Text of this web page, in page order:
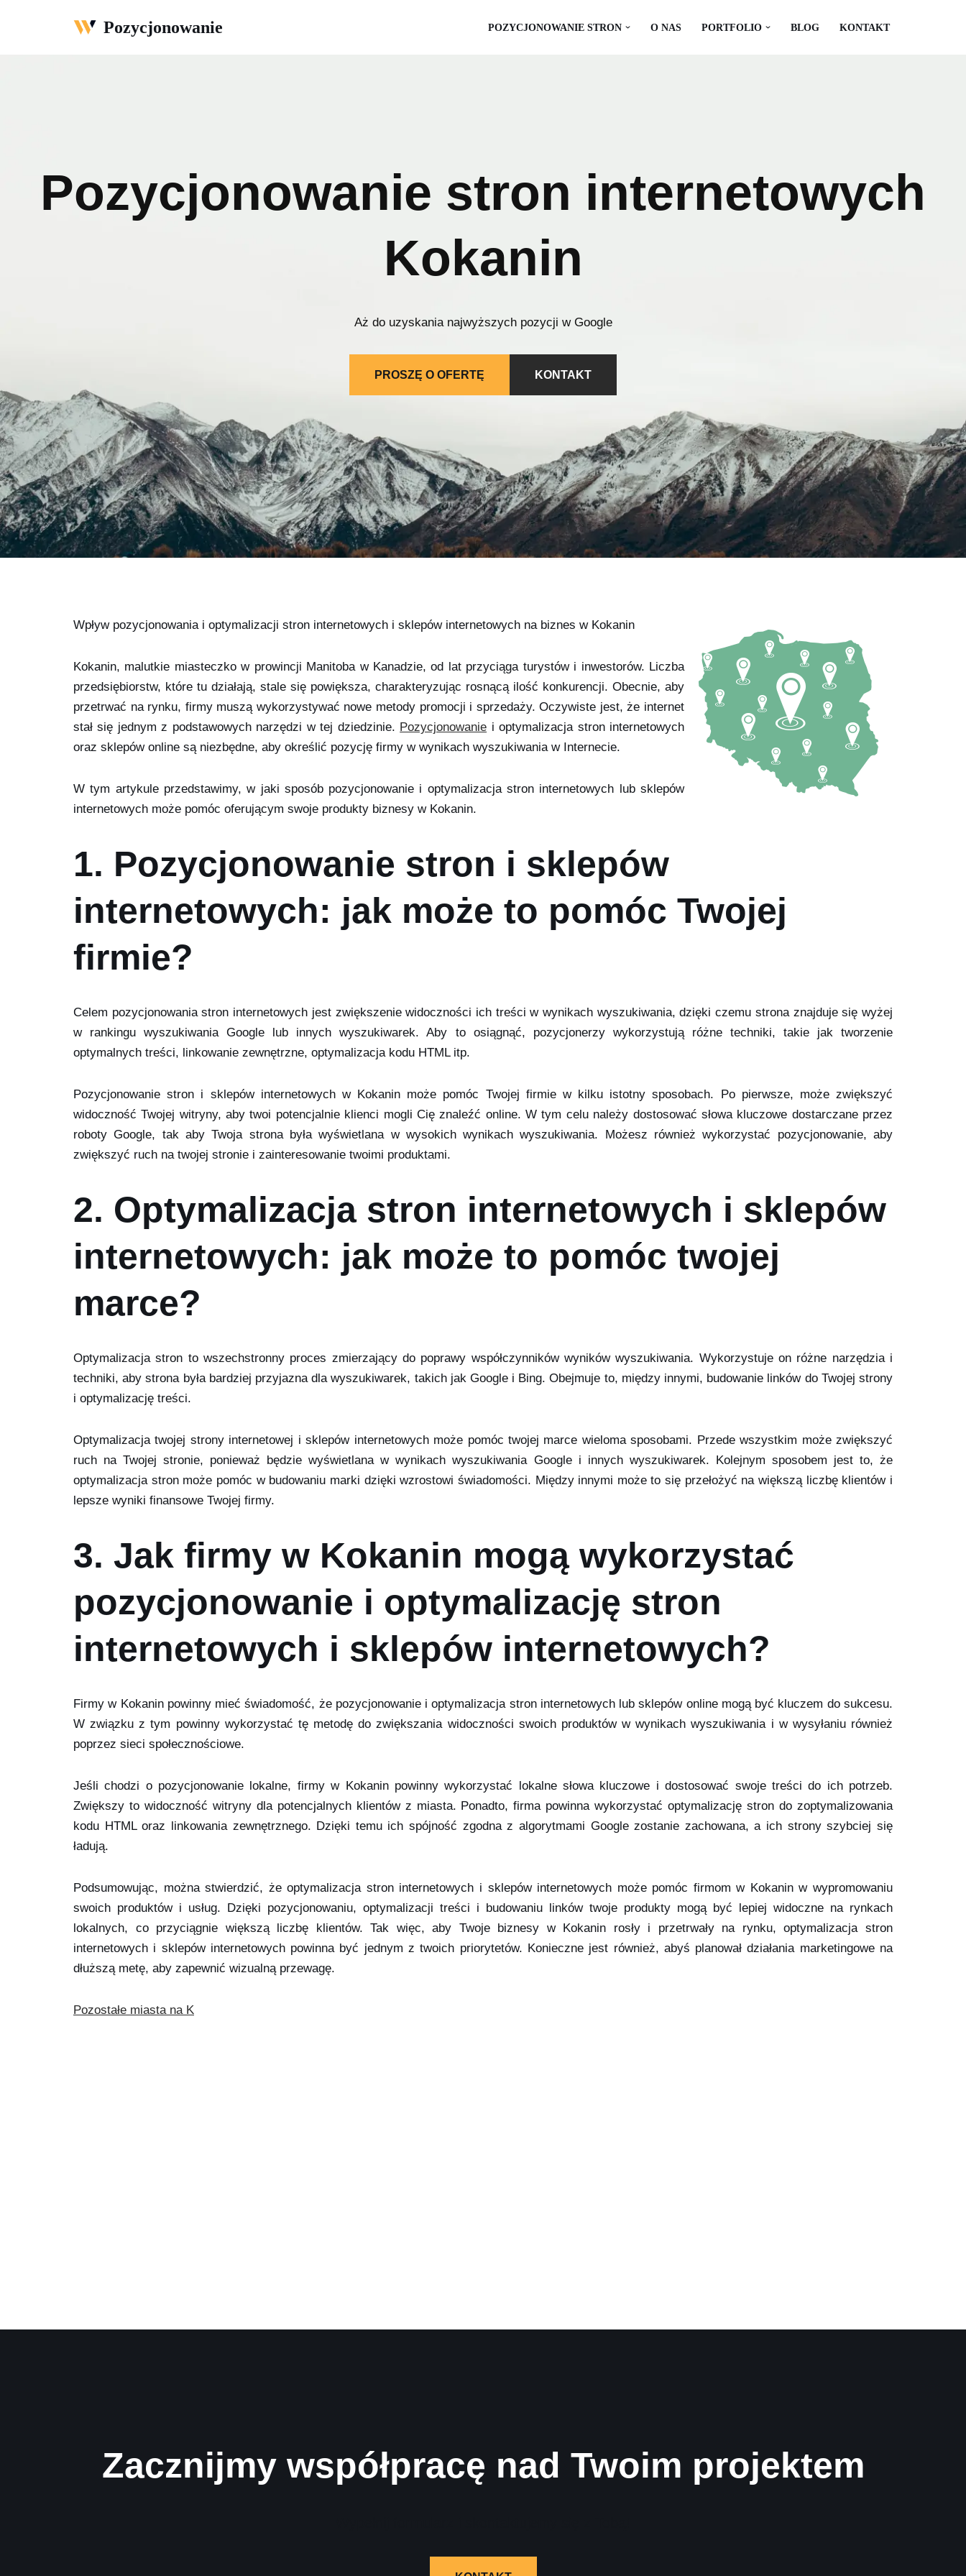
Pozycjonowanie POZYCJONOWANIE STRON O NAS PORTFOLIO BLOG KONTAKT
Pozycjonowanie stron internetowych
Kokanin
Aż do uzyskania najwyższych pozycji w Google
PROSZĘ O OFERTĘ KONTAKT
Wpływ pozycjonowania i optymalizacji stron internetowych i sklepów internetowych na biznes w Kokanin
Kokanin, malutkie miasteczko w prowincji Manitoba w Kanadzie, od lat przyciąga turystów i inwestorów. Liczba
przedsiębiorstw, które tu działają, stale się powiększa, charakteryzując rosnącą ilość konkurencji. Obecnie, aby
przetrwać na rynku, firmy muszą wykorzystywać nowe metody promocji i sprzedaży. Oczywiste jest, że internet
stał się jednym z podstawowych narzędzi w tej dziedzinie. Pozycjonowanie i optymalizacja stron internetowych
oraz sklepów online są niezbędne, aby określić pozycję firmy w wynikach wyszukiwania w Internecie.
W tym artykule przedstawimy, w jaki sposób pozycjonowanie i optymalizacja stron internetowych lub sklepów
internetowych może pomóc oferującym swoje produkty biznesy w Kokanin.
1. Pozycjonowanie stron i sklepów
internetowych: jak może to pomóc Twojej
firmie?
Celem pozycjonowania stron internetowych jest zwiększenie widoczności ich treści w wynikach wyszukiwania, dzięki czemu strona znajduje się wyżej
w rankingu wyszukiwania Google lub innych wyszukiwarek. Aby to osiągnąć, pozycjonerzy wykorzystują różne techniki, takie jak tworzenie
optymalnych treści, linkowanie zewnętrzne, optymalizacja kodu HTML itp.
Pozycjonowanie stron i sklepów internetowych w Kokanin może pomóc Twojej firmie w kilku istotny sposobach. Po pierwsze, może zwiększyć
widoczność Twojej witryny, aby twoi potencjalnie klienci mogli Cię znaleźć online. W tym celu należy dostosować słowa kluczowe dostarczane przez
roboty Google, tak aby Twoja strona była wyświetlana w wysokich wynikach wyszukiwania. Możesz również wykorzystać pozycjonowanie, aby
zwiększyć ruch na twojej stronie i zainteresowanie twoimi produktami.
2. Optymalizacja stron internetowych i sklepów
internetowych: jak może to pomóc twojej
marce?
Optymalizacja stron to wszechstronny proces zmierzający do poprawy współczynników wyników wyszukiwania. Wykorzystuje on różne narzędzia i
techniki, aby strona była bardziej przyjazna dla wyszukiwarek, takich jak Google i Bing. Obejmuje to, między innymi, budowanie linków do Twojej strony
i optymalizację treści.
Optymalizacja twojej strony internetowej i sklepów internetowych może pomóc twojej marce wieloma sposobami. Przede wszystkim może zwiększyć
ruch na Twojej stronie, ponieważ będzie wyświetlana w wynikach wyszukiwania Google i innych wyszukiwarek. Kolejnym sposobem jest to, że
optymalizacja stron może pomóc w budowaniu marki dzięki wzrostowi świadomości. Między innymi może to się przełożyć na większą liczbę klientów i
lepsze wyniki finansowe Twojej firmy.
3. Jak firmy w Kokanin mogą wykorzystać
pozycjonowanie i optymalizację stron
internetowych i sklepów internetowych?
Firmy w Kokanin powinny mieć świadomość, że pozycjonowanie i optymalizacja stron internetowych lub sklepów online mogą być kluczem do sukcesu.
W związku z tym powinny wykorzystać tę metodę do zwiększania widoczności swoich produktów w wynikach wyszukiwania i w wysyłaniu również
poprzez sieci społecznościowe.
Jeśli chodzi o pozycjonowanie lokalne, firmy w Kokanin powinny wykorzystać lokalne słowa kluczowe i dostosować swoje treści do ich potrzeb.
Zwiększy to widoczność witryny dla potencjalnych klientów z miasta. Ponadto, firma powinna wykorzystać optymalizację stron do zoptymalizowania
kodu HTML oraz linkowania zewnętrznego. Dzięki temu ich spójność zgodna z algorytmami Google zostanie zachowana, a ich strony szybciej się
ładują.
Podsumowując, można stwierdzić, że optymalizacja stron internetowych i sklepów internetowych może pomóc firmom w Kokanin w wypromowaniu
swoich produktów i usług. Dzięki pozycjonowaniu, optymalizacji treści i budowaniu linków twoje produkty mogą być lepiej widoczne na rynkach
lokalnych, co przyciągnie większą liczbę klientów. Tak więc, aby Twoje biznesy w Kokanin rosły i przetrwały na rynku, optymalizacja stron
internetowych i sklepów internetowych powinna być jednym z twoich priorytetów. Konieczne jest również, abyś planował działania marketingowe na
dłuższą metę, aby zapewnić wizualną przewagę.
Pozostałe miasta na K
Zacznijmy współpracę nad Twoim projektem